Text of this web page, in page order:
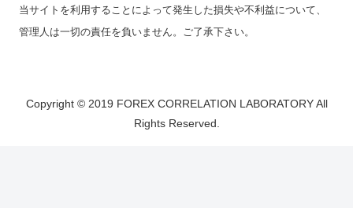
当サイトを利用することによって発生した損失や不利益について、
管理人は一切の責任を負いません。ご了承下さい。
Copyright © 2019 FOREX CORRELATION LABORATORY All
Rights Reserved.